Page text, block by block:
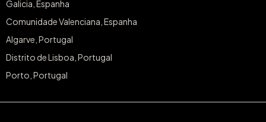
Galicia, Espanha
Comunidade Valenciana, Espanha
Algarve, Portugal
Distrito de Lisboa, Portugal
Porto, Portugal